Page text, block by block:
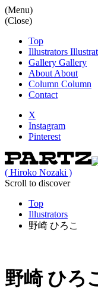
(Menu)
(Close)
Top
Illustrators
Gallery Gallery
About About
Column Column
Contact
X
Instagram
Pinterest
( Hiroko Nozaki )
Scroll to discover
Top
Illustrators
野崎 ひろこ
野崎 ひろ